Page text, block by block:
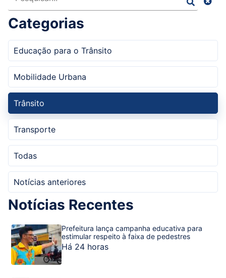
Categorias
Educação para o Trânsito
Mobilidade Urbana
Trânsito
Transporte
Todas
Notícias anteriores
Notícias Recentes
Prefeitura lança campanha educativa para
estimular respeito à faixa de pedestres
Há 24 horas